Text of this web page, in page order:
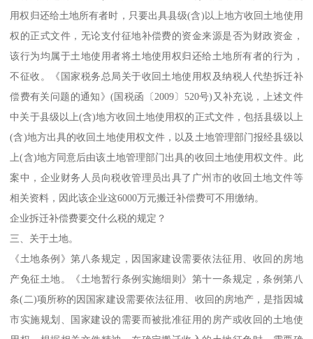
用权归还给土地所有者时，只要出具县级(含)以上地方收回土地使用
权的正式文件，无论支付征地补偿费的资金来源是否为财政资金，
该行为均属于土地使用者将土地使用权归还给土地所有者的行为，
不征收。《国家税务总局关于收回土地使用权及纳税人代垫拆迁补
偿费有关问题的通知》(国税函〔2009〕520号)又补充说，上述文件
中关于县级以上(含)地方收回土地使用权的正式文件，包括县级以上
(含)地方出具的收回土地使用权文件，以及土地管理部门报经县级以
上(含)地方同意后由该土地管理部门出具的收回土地使用权文件。此
案中，企业财务人员向税收管理员出具了广州市的收回土地文件等
相关资料，因此该企业这6000万元搬迁补偿费可不用缴纳。
企业拆迁补偿费要交什么税的规定？
三、关于土地。
《土地条例》第八条规定，因国家建设需要依法征用、收回的房地
产免征土地。《土地暂行条例实施细则》第十一条规定，条例第八
条(二)项所称的因国家建设需要依法征用、收回的房地产，是指因城
市实施规划、国家建设的需要而被批准征用的房产或收回的土地使